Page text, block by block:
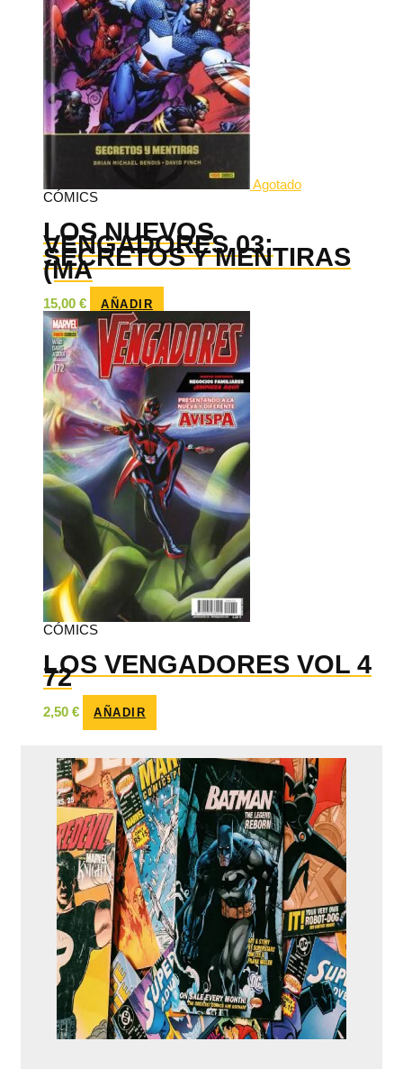
Agotado
CÓMICS
LOS NUEVOS
VENGADORES 03:
SECRETOS Y MENTIRAS
(MA
15,00 € AÑADIR
CÓMICS
LOS VENGADORES VOL 4
72
2,50 € AÑADIR